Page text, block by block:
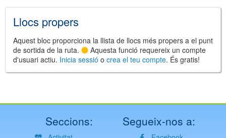
Llocs propers
Aquest bloc proporciona la llista de llocs més propers a el punt
de sortida de la ruta.
Aquesta funció requereix un compte
d'usuari actiu. Inicia sessió o crea el teu compte. És gratis!
Seccions: Segueix-nos a: